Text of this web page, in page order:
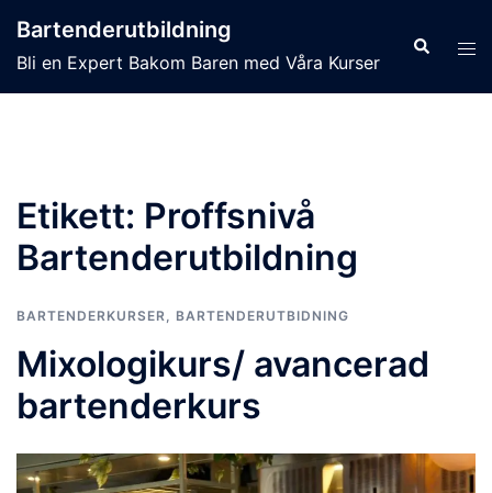
till
innehåll
Bartenderutbildning
Bli en Expert Bakom Baren med Våra Kurser
Sök
Slå
Etikett: Proffsnivå
Bartenderutbildning
BARTENDERKURSER, BARTENDERUTBIDNING
Mixologikurs/ avancerad
bartenderkurs